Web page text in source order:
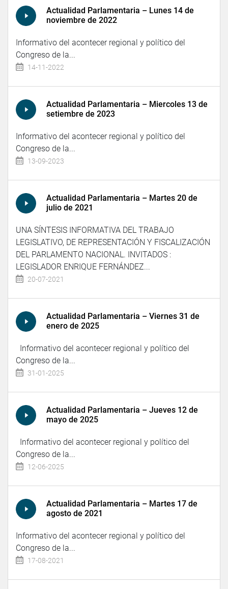
Actualidad Parlamentaria – Lunes 14 de
noviembre de 2022
Informativo del acontecer regional y político del
Congreso de la...
14-11-2022
Actualidad Parlamentaria – Miercoles 13 de
setiembre de 2023
Informativo del acontecer regional y político del
Congreso de la...
13-09-2023
Actualidad Parlamentaria – Martes 20 de
julio de 2021
UNA SÍNTESIS INFORMATIVA DEL TRABAJO
LEGISLATIVO, DE REPRESENTACIÓN Y FISCALIZACIÓN
DEL PARLAMENTO NACIONAL. INVITADOS :
LEGISLADOR ENRIQUE FERNÁNDEZ...
20-07-2021
Actualidad Parlamentaria – Viernes 31 de
enero de 2025
Informativo del acontecer regional y político del
Congreso de la...
31-01-2025
Actualidad Parlamentaria – Jueves 12 de
mayo de 2025
Informativo del acontecer regional y político del
Congreso de la...
12-06-2025
Actualidad Parlamentaria – Martes 17 de
agosto de 2021
Informativo del acontecer regional y político del
Congreso de la...
17-08-2021